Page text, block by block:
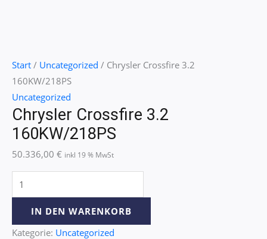
Start / Uncategorized / Chrysler Crossfire 3.2
160KW/218PS
Uncategorized
Chrysler Crossfire 3.2
160KW/218PS
50.336,00 € inkl 19 % MwSt
IN DEN WARENKORB
Kategorie: Uncategorized